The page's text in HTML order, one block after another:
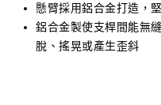
懸臂採用鋁合金打造，
鋁合金製使支桿間能無
脫、搖晃或產生歪斜